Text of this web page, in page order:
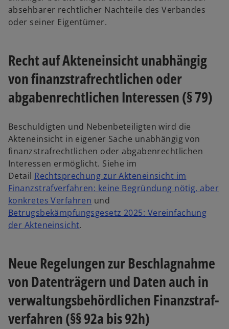
absehbarer rechtlicher Nachteile des Verbandes
oder seiner Eigentümer.
Recht auf Akteneinsicht unabhängig
von finanz­straf­recht­lichen oder
abgaben­rechtlichen Interessen (§ 79)
Beschuldigten und Nebenbeteiligten wird die
Akteneinsicht in eigener Sache unabhängig von
finanzstrafrechtlichen oder abgabenrechtlichen
Interessen ermöglicht. Siehe im
Detail Rechtsprechung zur Akteneinsicht im
Finanzstrafverfahren: keine Begründung nötig, aber
konkretes Verfahren und
Betrugsbekämpfungsgesetz 2025: Vereinfachung
der Akteneinsicht.
Neue Regelungen zur Beschlag­nahme
von Datenträgern und Daten auch in
verwaltungs­behörd­lichen Finanz­straf­
verfahren (§§ 92a bis 92h)